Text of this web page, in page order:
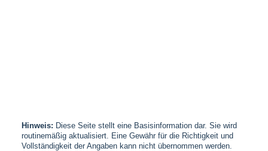
Hinweis: Diese Seite stellt eine Basisinformation dar. Sie wird
routinemäßig aktualisiert. Eine Gewähr für die Richtigkeit und
Vollständigkeit der Angaben kann nicht übernommen werden.